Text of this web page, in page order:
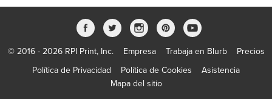
© 2016 - 2026 RPI Print, Inc. Empresa Trabaja en Blurb
Precios
Política de Privacidad
Política de Cookies
Asistencia
Mapa del sitio